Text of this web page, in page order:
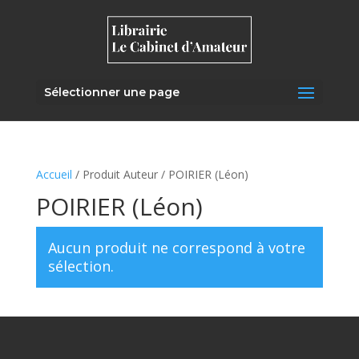
Sélectionner une page
Accueil / Produit Auteur / POIRIER (Léon)
POIRIER (Léon)
Aucun produit ne correspond à votre
sélection.